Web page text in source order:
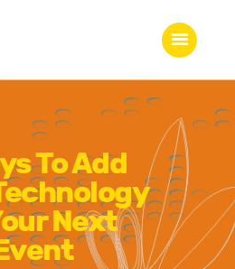
To Add
Next